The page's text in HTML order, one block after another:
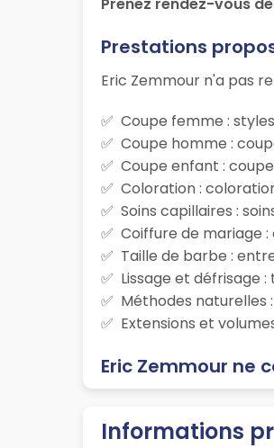
Prenez rendez-vous
Prestations
Eric Zemmour n'a pas
Coupe femme :
Coupe homme :
Coupe enfant :
Coloration :
Soins capillaires :
Coiffure de mariage
Taille de barbe :
Lissage et défrisage
Méthodes naturelles
Extensions et
Eric Zemmour ne
Informations